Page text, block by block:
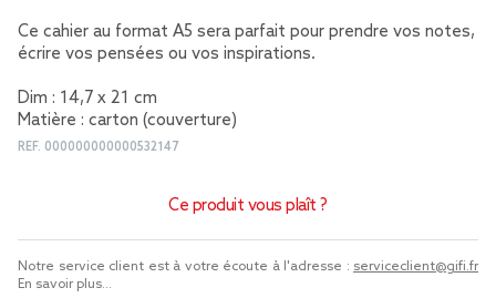
Ce cahier au format A5 sera parfait pour prendre vos notes,
écrire vos pensées ou vos inspirations.
Dim : 14,7 x 21 cm
Matière : carton (couverture)
REF. 000000000000532147
Ce produit vous plaît ?
Notre service client est à votre écoute à l'adresse : serviceclient@gifi.fr
En savoir plus...